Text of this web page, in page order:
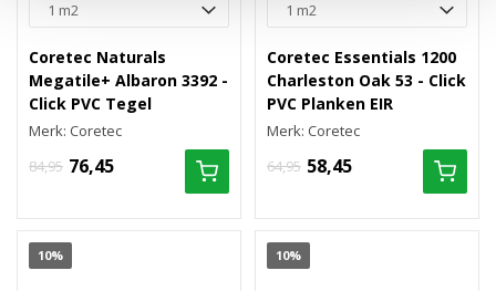
Coretec Naturals
Megatile+ Albaron 3392 -
Click PVC Tegel
Merk: Coretec
84,95 76,45
Coretec Essentials 1200
Charleston Oak 53 - Click
PVC Planken EIR
Merk: Coretec
64,95 58,45
10% 10%